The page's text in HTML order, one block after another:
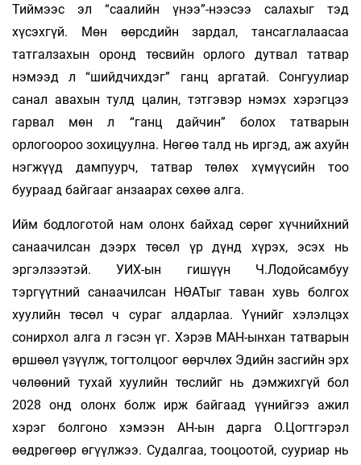
Тиймээс эл “саалийн үнээ”-нээсээ салахыг тэд
хүсэхгүй. Мөн өөрсдийн зардал, тансаглалаасаа
татгалзахын оронд төсвийн орлого дутвал татвар
нэмээд л “шийдчихдэг” ганц аргатай. Сонгуулиар
санал авахын тулд цалин, тэтгэвэр нэмэх хэрэгцээ
гарвал мөн л “ганц дайчин” болох татварын
орлогоороо зохицуулна. Нөгөө талд нь иргэд, аж ахуйн
нэгжүүд дампуурч, татвар төлөх хүмүүсийн тоо
буураад байгааг анзаарах сөхөө алга.
Ийм бодлоготой нам олонх байхад сөрөг хүчнийхний
санаачилсан дээрх төсөл үр дүнд хүрэх, эсэх нь
эргэлзээтэй. УИХ-ын гишүүн Ч.Лодойсамбуу
тэргүүтний санаачилсан НӨАТыг таван хувь болгох
хуулийн төсөл ч сураг алдарлаа. Үүнийг хэлэлцэх
сонирхол алга л гэсэн үг. Хэрэв МАН-ынхан татварын
өршөөл үзүүлж, тогтолцоог өөрчлөх Эдийн засгийн эрх
чөлөөний тухай хуулийн төслийг нь дэмжихгүй бол
2028 онд олонх болж ирж байгаад үүнийгээ ажил
хэрэг болгоно хэмээн АН-ын дарга О.Цогтгэрэл
өөдрөгөөр өгүүлжээ. Судалгаа, тооцоотой, сууриар нь